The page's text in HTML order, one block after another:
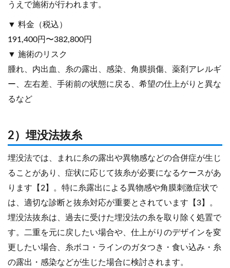
うえで施術が行われます。
▼ 料金（税込）
191,400円〜382,800円
▼ 施術のリスク
腫れ、内出血、糸の露出、感染、角膜損傷、薬剤アレルギ
ー、左右差、手術前の状態に戻る、希望の仕上がりと異な
るなど
2）埋没法抜糸
埋没法では、まれに糸の露出や異物感などの合併症が生じ
ることがあり、症状に応じて抜糸が必要になるケースがあ
ります【2】。特に糸露出による異物感や角膜刺激症状で
は、適切な診断と抜糸対応が重要とされています【3】。
埋没法抜糸は、過去に受けた埋没法の糸を取り除く処置で
す。二重を元に戻したい場合や、仕上がりのデザインを変
更したい場合、糸ボコ・ラインのガタつき・食い込み・糸
の露出・感染などが生じた場合に検討されます。